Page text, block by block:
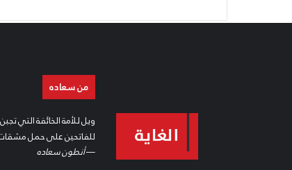
من سعاده
ويل للأمة الخائفة التي
للفاتحين على حمل مشقات
—أنطون سعاده